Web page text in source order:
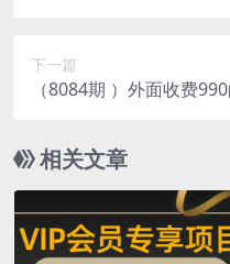
下一篇
（8084期 ）外面收费
相关文章